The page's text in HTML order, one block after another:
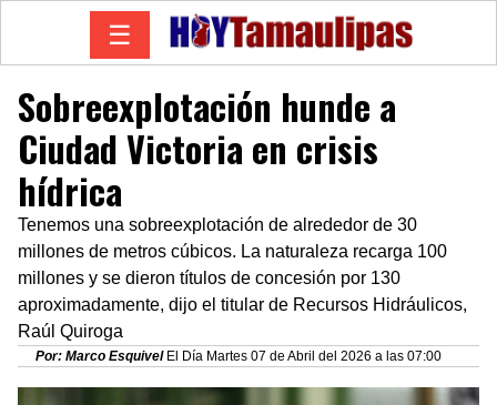
☰
Sobreexplotación hunde a
Ciudad Victoria en crisis
hídrica
Tenemos una sobreexplotación de alrededor de 30
millones de metros cúbicos. La naturaleza recarga 100
millones y se dieron títulos de concesión por 130
aproximadamente, dijo el titular de Recursos Hidráulicos,
Raúl Quiroga
Por: Marco Esquivel El Día Martes 07 de Abril del 2026 a las 07:00